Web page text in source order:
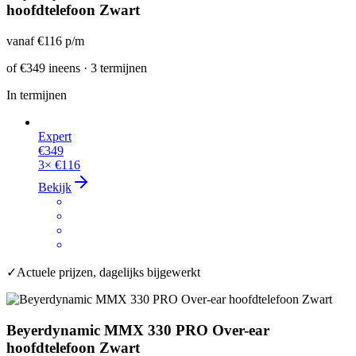
hoofdtelefoon Zwart
vanaf€116 p/m
of€349 ineens · 3 termijnen
In termijnen
Expert
€349
3× €116
Bekijk
✓Actuele prijzen, dagelijks bijgewerkt
Beyerdynamic MMX 330 PRO Over-ear
hoofdtelefoon Zwart